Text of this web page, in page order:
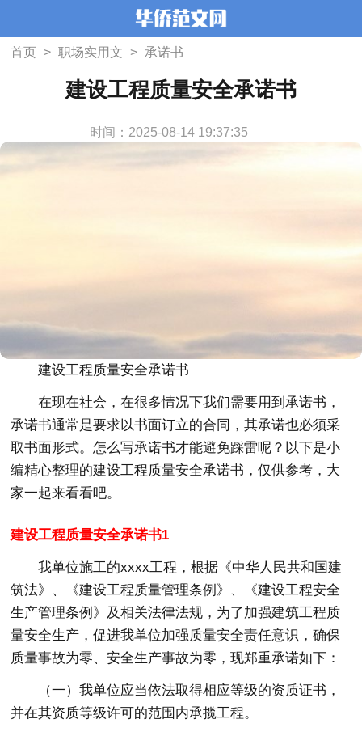
首页 > 职场实用文 > 承诺书
建设工程质量安全承诺书
时间：2025-08-14 19:37:35
建设工程质量安全承诺书
在现在社会，在很多情况下我们需要用到承诺书，
承诺书通常是要求以书面订立的合同，其承诺也必须采
取书面形式。怎么写承诺书才能避免踩雷呢？以下是小
编精心整理的建设工程质量安全承诺书，仅供参考，大
家一起来看看吧。
建设工程质量安全承诺书1
我单位施工的xxxx工程，根据《中华人民共和国建
筑法》、《建设工程质量管理条例》、《建设工程安全
生产管理条例》及相关法律法规，为了加强建筑工程质
量安全生产，促进我单位加强质量安全责任意识，确保
质量事故为零、安全生产事故为零，现郑重承诺如下：
（一）我单位应当依法取得相应等级的资质证书，
并在其资质等级许可的范围内承揽工程。